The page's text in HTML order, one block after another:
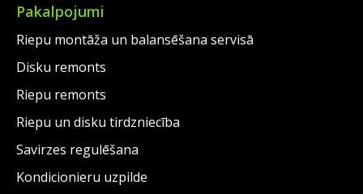
Pakalpojumi
Riepu montāža un balansēšana servisā
Disku remonts
Riepu remonts
Riepu un disku tirdzniecība
Savirzes regulēšana
Kondicionieru uzpilde